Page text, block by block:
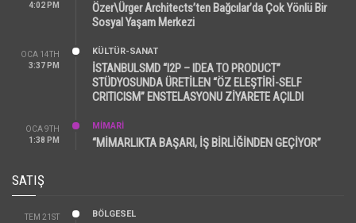
4:02 PM
Özer\Ürger Architects’ten Bağcılar’da Çok Yönlü Bir
Sosyal Yaşam Merkezi
OCA 14TH
3:37 PM
KÜLTÜR-SANAT
İSTANBULSMD “I2P – IDEA TO PRODUCT”
STÜDYOSUNDA ÜRETİLEN “ÖZ ELEŞTİRİ-SELF
CRITICISM” ENSTELASYONU ZİYARETE AÇILDI
OCA 9TH
1:38 PM
MİMARİ
“MİMARLIKTA BAŞARI, İŞ BİRLİĞİNDEN GEÇİYOR”
SATIŞ
TEM 21ST
BÖLGESEL